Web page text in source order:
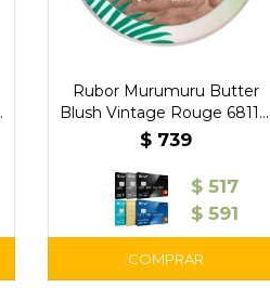
Rubor Murumuru Butter
Blush Vintage Rouge 6811 –
Physicians
$ 739
$ 517
$ 591